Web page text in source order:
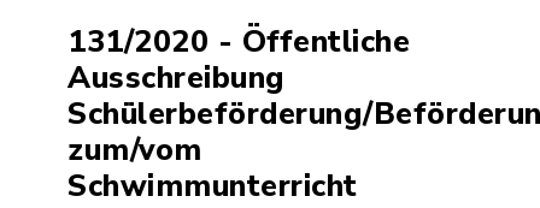
131/2020 - Öffentliche
Ausschreibung
Schülerbeförderung/
zum/vom
Schwimmunterricht